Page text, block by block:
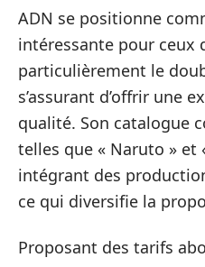
ADN se positionne
intéressante pour ceux
particulièrement le
s’assurant d’offrir une
qualité. Son catalogue
telles que « Naruto » et
intégrant des
ce qui diversifie la
Proposant des tarifs